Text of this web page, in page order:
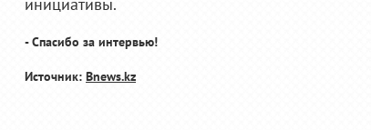
инициативы.
- Спасибо за интервью!
Источник: Bnews.kz